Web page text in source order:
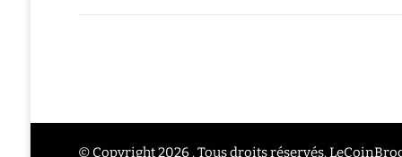
© Copyright 2026 . Tous droits réservés.